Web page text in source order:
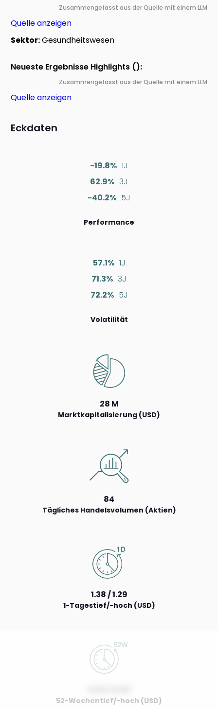
Zusammengefasst aus der Quelle mit einem LLM
Quelle anzeigen
Sektor:Gesundheitswesen
Neueste Ergebnisse Highlights ():
Zusammengefasst aus der Quelle mit einem LLM
Quelle anzeigen
Eckdaten
-19.8% 1J
62.9% 3J
-40.2% 5J
Performance
57.1% 1J
71.3% 3J
72.2% 5J
Volatilität
28 M
Marktkapitalisierung (USD)
84
Tägliches Handelsvolumen (Aktien)
1.38 / 1.29
1-Tagestief/-hoch (USD)
52-Wochentief/-hoch (USD)